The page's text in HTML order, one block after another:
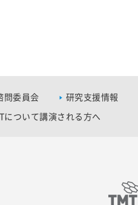
問委員会
研究支援情報
について講演される方へ